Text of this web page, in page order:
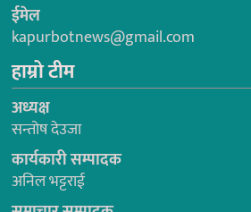
ईमेल
kapurbotnews@gmail.com
हाम्रो टीम
अध्यक्ष
सन्तोष देउजा
कार्यकारी सम्पादक
अनिल भट्टराई